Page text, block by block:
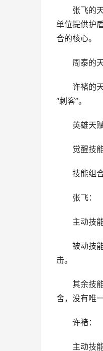
张飞的天
单位提供护
合的核心。
周泰的天
许褚的天
“刺客”。
英雄天赋
觉醒技能
技能组合
张飞：
主动技能
被动技能
击。
其余技能
舍，没有唯
许褚：
主动技能